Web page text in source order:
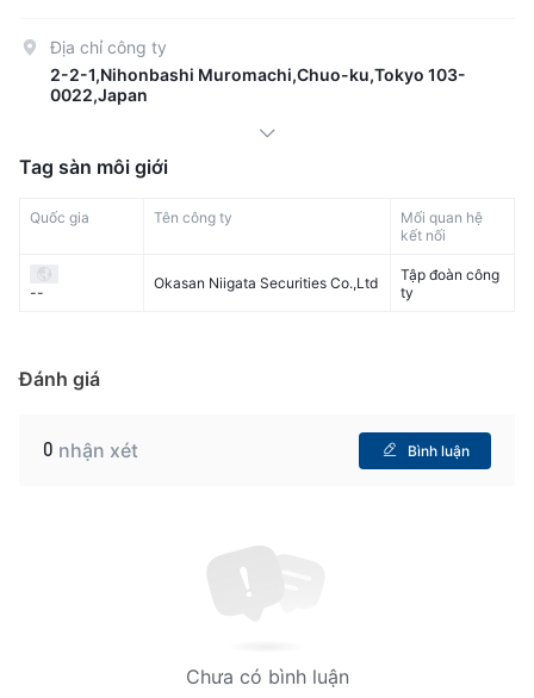
Địa chỉ công ty
2-2-1,Nihonbashi Muromachi,Chuo-ku,Tokyo 103-
0022,Japan
Tag sàn môi giới
Quốc gia Tên công ty
Mối quan hệ
kết nối
--
Okasan Niigata Securities Co.,Ltd
Tập đoàn công
ty
Đánh giá
0 nhận xét Bình luận
Chưa có bình luận